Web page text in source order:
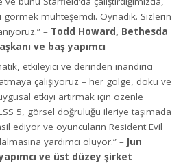
görmek muhteşemdi. Oynadık. Sizlerin
– Todd Howard, Bethesda
ve baş yapımcı
etkileyici ve derinden inandırıcı
çalışıyoruz – her gölge, doku ve
etkiyi artırmak için özenle
5, görsel doğruluğu ileriye taşımada
ediyor ve oyuncuların Resident Evil
yardımcı oluyor.” – Jun
ve üst düzey şirket